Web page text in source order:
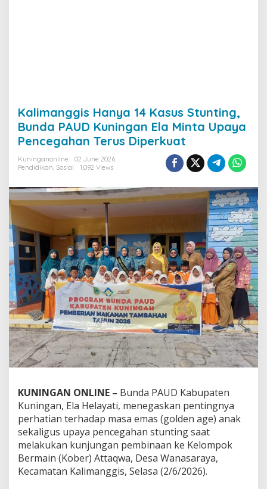
Kalimanggis Hanya 14 Kasus Stunting,
Bunda PAUD Kuningan Ela Minta Upaya
Pencegahan Terus Diperkuat
Kuninganonline
02 June 2026
Pendidikan, Sosial 1,092 Views
KUNINGAN ONLINE – Bunda PAUD Kabupaten
Kuningan, Ela Helayati, menegaskan pentingnya
perhatian terhadap masa emas (golden age) anak
sekaligus upaya pencegahan stunting saat
melakukan kunjungan pembinaan ke Kelompok
Bermain (Kober) Attaqwa, Desa Wanasaraya,
Kecamatan Kalimanggis, Selasa (2/6/2026).